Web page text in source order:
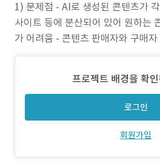
1) 문제점 - AI로 생성된 콘텐츠가
사이트 등에 분산되어 있어 원하는
가 어려움 - 콘텐츠 판매자와 구매
랫폼 부족으로 신뢰성 있는 거래 환
정산 문제 발생 가능성 있음 2) 프로
프로젝트 배경을 확
로그인
회원가입